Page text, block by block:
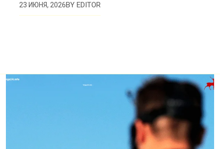
23 ИЮНЯ, 2026BYEDITOR